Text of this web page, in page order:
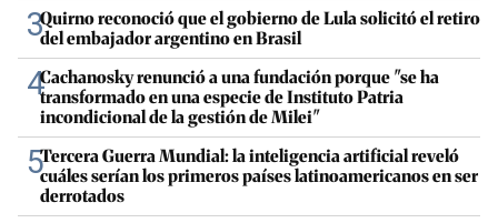
3Quirno reconoció que el gobierno de Lula solicitó el retiro
del embajador argentino en Brasil
4Cachanosky renunció a una fundación porque "se ha
transformado en una especie de Instituto Patria
incondicional de la gestión de Milei"
5Tercera Guerra Mundial: la inteligencia artificial reveló
cuáles serían los primeros países latinoamericanos en ser
derrotados